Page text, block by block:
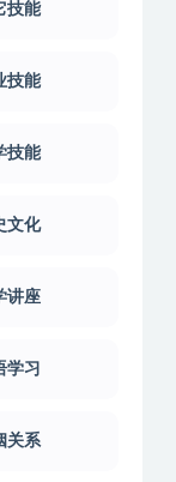
技能
技能
技能
文化
讲座
学习
关系